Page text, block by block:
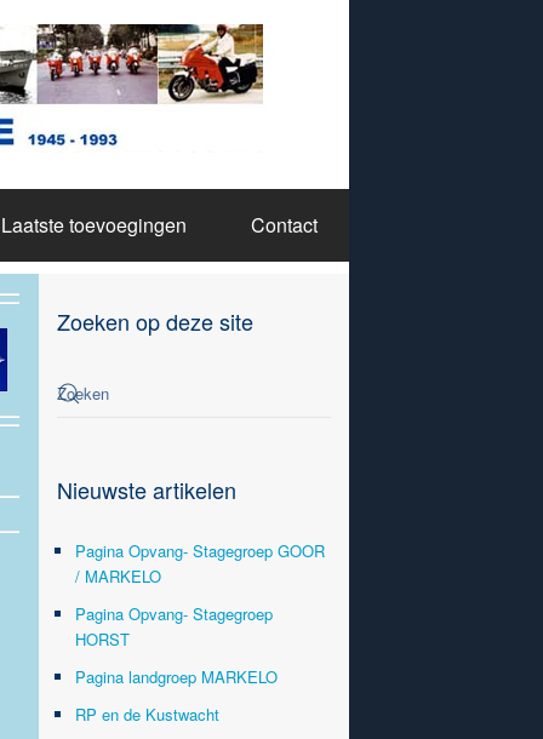
Laatste toevoegingen Contact
Zoeken op deze site
Nieuwste artikelen
Pagina Opvang- Stagegroep GOOR
/ MARKELO
Pagina Opvang- Stagegroep
HORST
Pagina landgroep MARKELO
RP en de Kustwacht